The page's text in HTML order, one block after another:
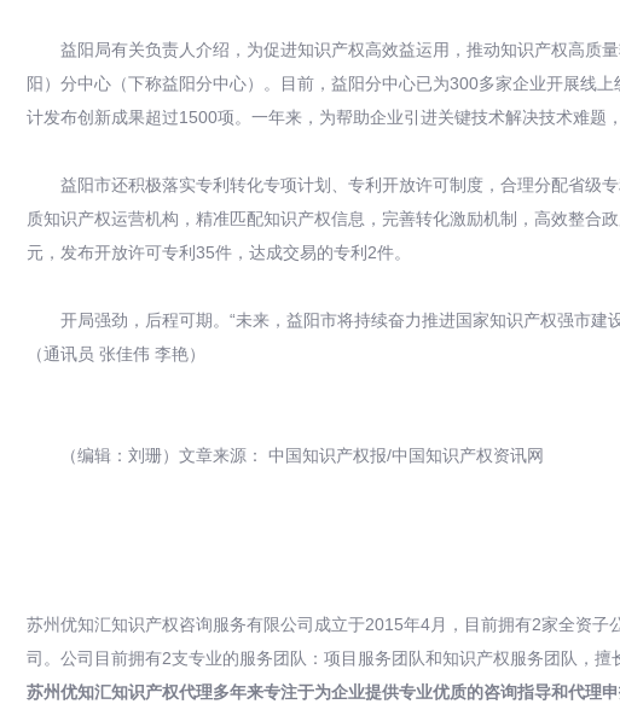
益阳局有关负责人介绍，为促进知识产权高效益运用，推动知识产权高质
阳）分中心（下称益阳分中心）。目前，益阳分中心已为300多家企业开展线
计发布创新成果超过1500项。一年来，为帮助企业引进关键技术解决技术难
益阳市还积极落实专利转化专项计划、专利开放许可制度，合理分配省级
质知识产权运营机构，精准匹配知识产权信息，完善转化激励机制，高效整
元，发布开放许可专利35件，达成交易的专利2件。
开局强劲，后程可期。“未来，益阳市将持续奋力推进国家知识产权强市建
（通讯员 张佳伟 李艳）
（编辑：刘珊）文章来源： 中国知识产权报/中国知识产权资讯网
苏州优知汇知识产权咨询服务有限公司成立于2015年4月，目前拥有2家全资
司。公司目前拥有2支专业的服务团队：项目服务团队和知识产权服务团队，
苏州优知汇知识产权代理多年来专注于为企业提供专业优质的咨询指导和代理